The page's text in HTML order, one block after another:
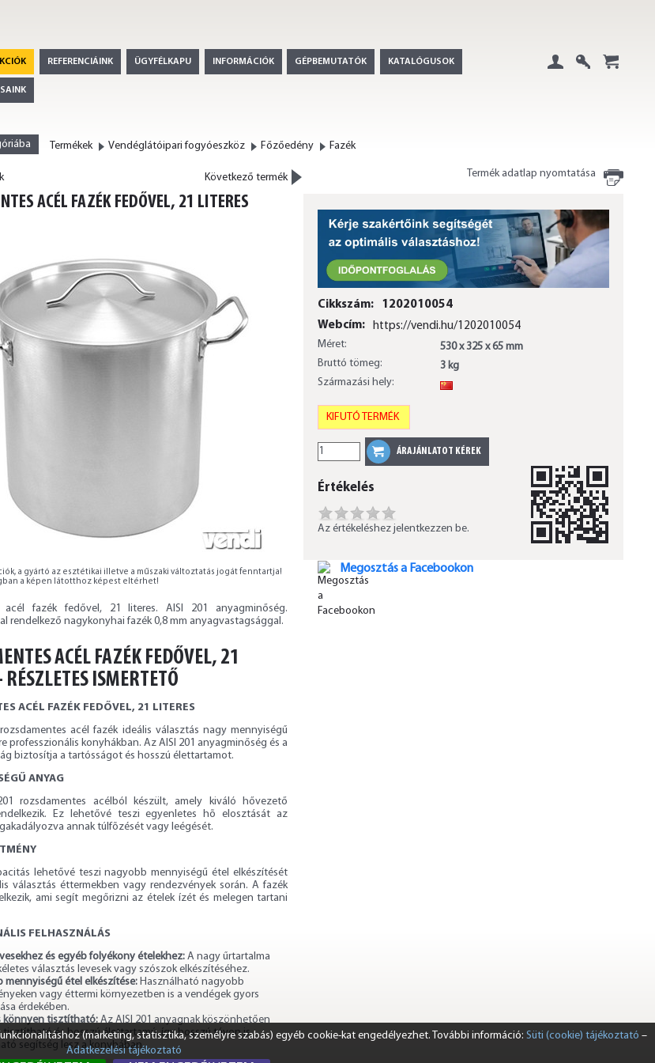
REFERENCIÁINK ÜGYFÉLKAPU INFORMÁCIÓK GÉPBEMUTATÓK KATALÓGUSOK
Termékek Vendéglátóipari fogyóeszköz Főzőedény Fazék
Következő termék Termék adatlap nyomtatása
ACÉL FAZÉK FEDŐVEL, 21 LITERES
a gyártó az esztétikai illetve a műszaki változtatás jogát fenntartja!
a képen látotthoz képest eltérhet!
acél fazék fedővel, 21 literes. AISI 201 anyagminőség.
rendelkező nagykonyhai fazék 0,8 mm anyagvastagsággal.
ACÉL FAZÉK FEDŐVEL, 21
RÉSZLETES ISMERTETŐ
ACÉL FAZÉK FEDŐVEL, 21 LITERES
acél fazék ideális választás nagy mennyiségű
professzionális konyhákban. Az AISI 201 anyagminőség és a
biztosítja a tartósságot és hosszú élettartamot.
ANYAG
rozsdamentes acélból készült, amely kiváló hővezető
Ez lehetővé teszi egyenletes hõ elosztását az
annak túlfõzését vagy leégését.
lehetővé teszi nagyobb mennyiségű étel elkészítését
választás éttermekben vagy rendezvények során. A fazék
ami segít megőrizni az ételek ízét és melegen tartani
FELHASZNÁLÁS
és egyéb folyékony ételekhez: A nagy űrtartalma
választás levesek vagy szószok elkészítéséhez.
mennyiségű étel elkészítése: Használható nagyobb
vagy éttermi környezetben is a vendégek gyors
érdekében.
könnyen tisztítható: Az AISI 201 anyagnak köszönhetően
tisztítható és hosszú élettartamú, így hosszú távon is
segítség lesz a konyhában.
Cikkszám:
1202010054
Webcím:
https://vendi.hu/1202010054
Méret:
530 x 325 x 65 mm
Bruttó tömeg:
3 kg
Származási hely:
KIFUTÓ TERMÉK
Értékelés
Az értékeléshez jelentkezzen be.
Megosztás a Facebookon
(marketing, statisztika, személyre szabás) egyéb cookie-kat engedélyezhet. További információ: Süti (cookie) tájékoztató –
Adatkezelési tájékoztató